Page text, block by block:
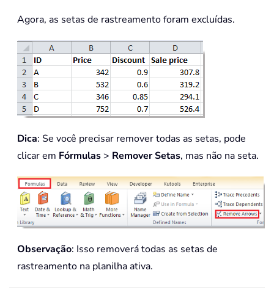
Agora, as setas de rastreamento foram excluídas.
Dica: Se você precisar remover todas as setas, pode
clicar em Fórmulas > Remover Setas, mas não na seta.
Observação: Isso removerá todas as setas de
rastreamento na planilha ativa.